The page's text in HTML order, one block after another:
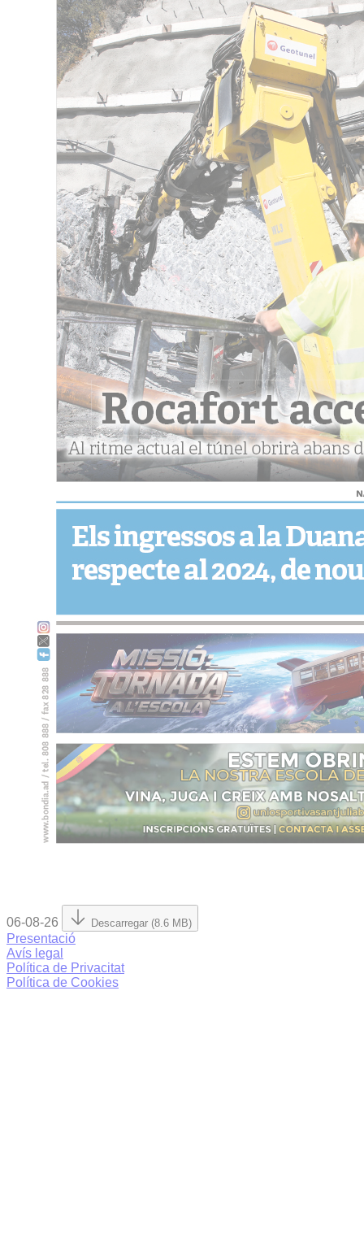
06-08-26 Descarregar (8.6 MB)
Presentació
Avís legal
Política de Privacitat
Política de Cookies